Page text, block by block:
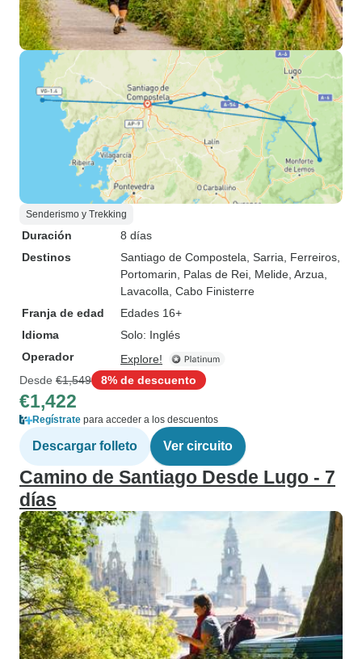
Senderismo y Trekking
Duración
8 días
Destinos
Santiago de Compostela , Sarria , Ferreiros
Portomarin , Palas de Rei , Melide , Arzua
Lavacolla , Cabo Finisterre
Franja de edad
Edades 16+
Idioma
Solo: Inglés
Operador
Explore!
Desde €1,549 8% de descuento
€1,422
Regístrate para acceder a los descuentos
Descargar folleto Ver circuito
Camino de Santiago Desde Lugo - 7
días